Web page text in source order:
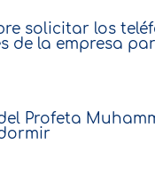
solicitar los
de la empresa
Profeta